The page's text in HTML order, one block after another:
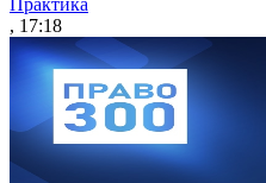
Практика
, 17:18